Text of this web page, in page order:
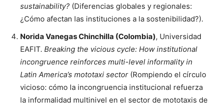
sustainability? (Diferencias globales y regionales:
¿Cómo afectan las instituciones a la sostenibilidad?).
Norida Vanegas Chinchilla (Colombia), Universidad
EAFIT. Breaking the vicious cycle: How institutional
incongruence reinforces multi-level informality in
Latin America’s mototaxi sector (Rompiendo el círculo
vicioso: cómo la incongruencia institucional refuerza
la informalidad multinivel en el sector de mototaxis de